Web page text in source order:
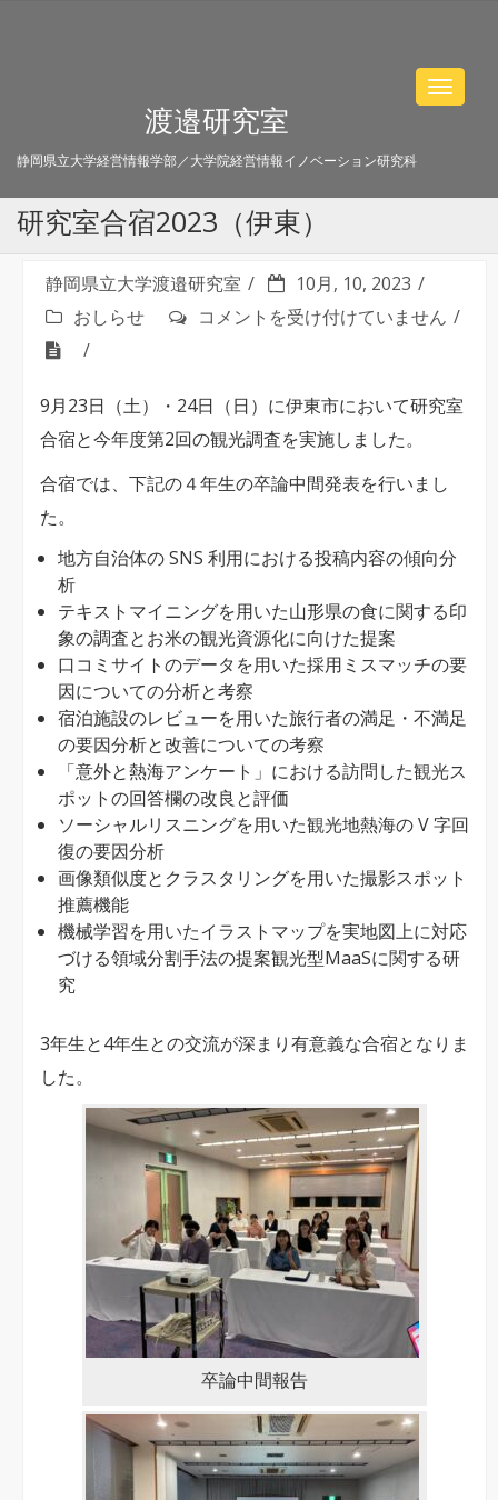
Toggle
渡邉研究室
静岡県立大学経営情報学部／大学院経営情報イノベーション研究科
研究室合宿2023（伊東）
静岡県立大学渡邉研究室
10月, 10, 2023
おしらせ
研
合
宿
2023（伊
は
コメントを受け付けていません
9月23日（土）・24日（日）に伊東市において研究室
合宿と今年度第2回の観光調査を実施しました。
合宿では、下記の４年生の卒論中間発表を行いまし
た。
地方自治体の SNS 利用における投稿内容の傾向分
析
テキストマイニングを用いた山形県の食に関する印
象の調査とお米の観光資源化に向けた提案
口コミサイトのデータを用いた採用ミスマッチの要
因についての分析と考察
宿泊施設のレビューを用いた旅行者の満足・不満足
の要因分析と改善についての考察
「意外と熱海アンケート」における訪問した観光ス
ポットの回答欄の改良と評価
ソーシャルリスニングを用いた観光地熱海の V 字回
復の要因分析
画像類似度とクラスタリングを用いた撮影スポット
推薦機能
機械学習を用いたイラストマップを実地図上に対応
づける領域分割手法の提案観光型MaaSに関する研
究
3年生と4年生との交流が深まり有意義な合宿となりま
した。
卒論中間報告